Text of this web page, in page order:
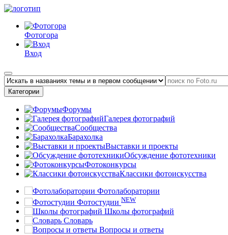
Фотогора
Вход
Категории
Форумы
Галерея фотографий
Сообщества
Барахолка
Выставки и проекты
Обсуждение фототехники
Фотоконкурсы
Классики фотоискусства
Фотолаборатории
Фотостудии NEW
Школы фотографий
Словарь
Вопросы и ответы